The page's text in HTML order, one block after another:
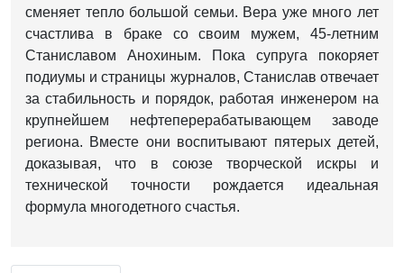
сменяет тепло большой семьи. Вера уже много лет
счастлива в браке со своим мужем, 45-летним
Станиславом Анохиным. Пока супруга покоряет
подиумы и страницы журналов, Станислав отвечает
за стабильность и порядок, работая инженером на
крупнейшем нефтеперерабатывающем заводе
региона. Вместе они воспитывают пятерых детей,
доказывая, что в союзе творческой искры и
технической точности рождается идеальная
формула многодетного счастья.